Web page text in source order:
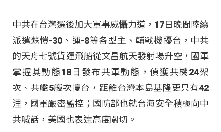
中共在台灣選後加大軍事威懾力道，17日晚間陸續
派遣蘇愷-30、運-8等各型主、輔戰機擾台，中共
的天舟七號貨運飛船從文昌航天發射場升空，國軍
掌握其動態18日發布共軍動態，偵獲共機24架
次、共艦5艘次擾台，距離台灣本島基隆更只有42
浬，國軍嚴密監控；國防部也就台海安全積極向中
共喊話，美國也表達高度關切。